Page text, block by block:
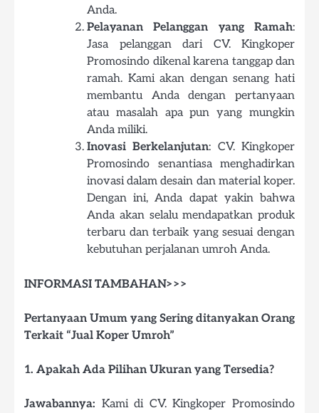
Anda.
Pelayanan Pelanggan yang Ramah:
Jasa pelanggan dari CV. Kingkoper
Promosindo dikenal karena tanggap dan
ramah. Kami akan dengan senang hati
membantu Anda dengan pertanyaan
atau masalah apa pun yang mungkin
Anda miliki.
Inovasi Berkelanjutan: CV. Kingkoper
Promosindo senantiasa menghadirkan
inovasi dalam desain dan material koper.
Dengan ini, Anda dapat yakin bahwa
Anda akan selalu mendapatkan produk
terbaru dan terbaik yang sesuai dengan
kebutuhan perjalanan umroh Anda.
INFORMASI TAMBAHAN>>>
Pertanyaan Umum yang Sering ditanyakan Orang
Terkait “Jual Koper Umroh”
1. Apakah Ada Pilihan Ukuran yang Tersedia?
Jawabannya: Kami di CV. Kingkoper Promosindo